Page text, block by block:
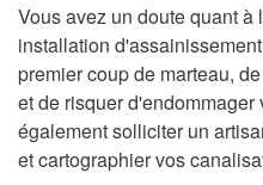
Vous avez un doute quant
installation
premier coup de marteau,
et de risquer
également solliciter un
et cartographier vos